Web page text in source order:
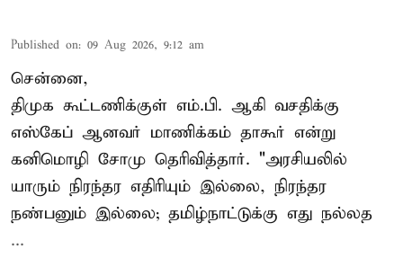
Published on: 09 Aug 2026, 9:12 am
சென்னை,
திமுக கூட்டணிக்குள் எம்.பி. ஆகி வசதிக்கு
எஸ்கேப் ஆனவர் மாணிக்கம் தாகூர் என்று
கனிமொழி சோமு தெரிவித்தார். "அரசியலில்
யாரும் நிரந்தர எதிரியும் இல்லை, நிரந்தர
நண்பனும் இல்லை; தமிழ்நாட்டுக்கு எது நல்லத
...